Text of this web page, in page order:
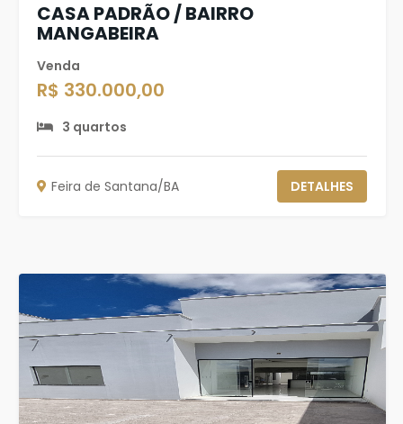
CASA PADRÃO / BAIRRO
MANGABEIRA
Venda
R$ 330.000,00
3 quartos
Feira de Santana/BA DETALHES